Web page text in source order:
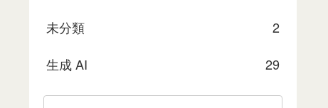
未分類
2
生成 AI
29